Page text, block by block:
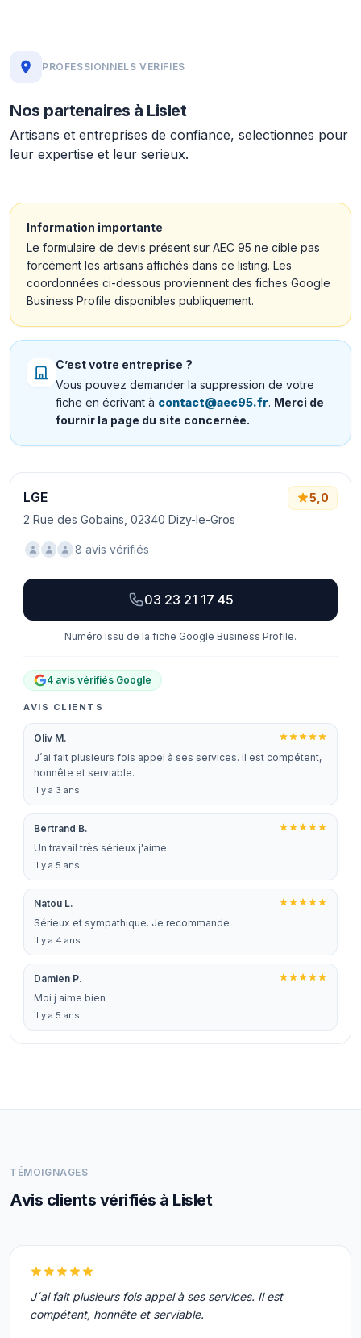
PROFESSIONNELS VERIFIES
Nos partenaires à Lislet
Artisans et entreprises de confiance, selectionnes pour
leur expertise et leur serieux.
Information importante
Le formulaire de devis présent sur AEC 95 ne cible pas
forcément les artisans affichés dans ce listing. Les
coordonnées ci-dessous proviennent des fiches Google
Business Profile disponibles publiquement.
C’est votre entreprise ?
Vous pouvez demander la suppression de votre
fiche en écrivant à contact@aec95.fr. Merci de
fournir la page du site concernée.
LGE
2 Rue des Gobains, 02340 Dizy-le-Gros
5,0
8 avis vérifiés
03 23 21 17 45
Numéro issu de la fiche Google Business Profile.
4 avis vérifiés Google
AVIS CLIENTS
Oliv M.
J´ai fait plusieurs fois appel à ses services. Il est compétent,
honnête et serviable.
il y a 3 ans
Bertrand B.
Un travail très sérieux j'aime
il y a 5 ans
Natou L.
Sérieux et sympathique. Je recommande
il y a 4 ans
Damien P.
Moi j aime bien
il y a 5 ans
TÉMOIGNAGES
Avis clients vérifiés à Lislet
J´ai fait plusieurs fois appel à ses services. Il est
compétent, honnête et serviable.